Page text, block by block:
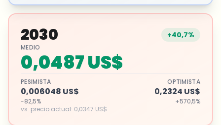
2030 +40,7%
MEDIO
0,0487 US$
PESIMISTA
0,006048 US$
-82,5%
OPTIMISTA
0,2324 US$
+570,5%
vs. precio actual: 0,0347 US$